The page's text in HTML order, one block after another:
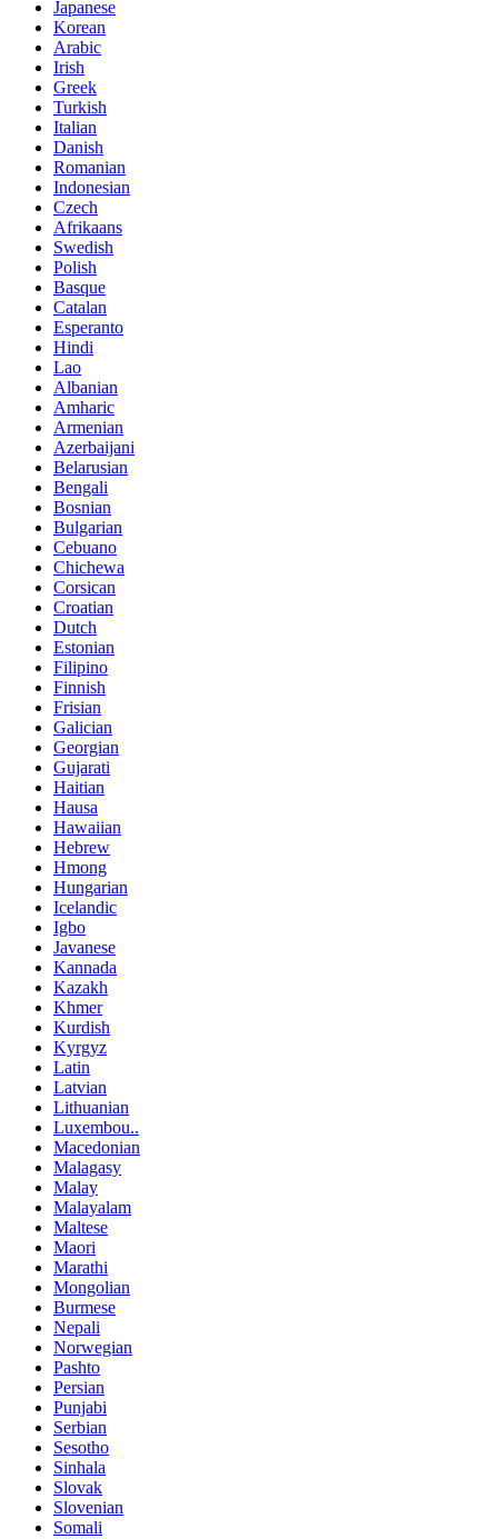
Japanese
Korean
Arabic
Irish
Greek
Turkish
Italian
Danish
Romanian
Indonesian
Czech
Afrikaans
Swedish
Polish
Basque
Catalan
Esperanto
Hindi
Lao
Albanian
Amharic
Armenian
Azerbaijani
Belarusian
Bengali
Bosnian
Bulgarian
Cebuano
Chichewa
Corsican
Croatian
Dutch
Estonian
Filipino
Finnish
Frisian
Galician
Georgian
Gujarati
Haitian
Hausa
Hawaiian
Hebrew
Hmong
Hungarian
Icelandic
Igbo
Javanese
Kannada
Kazakh
Khmer
Kurdish
Kyrgyz
Latin
Latvian
Lithuanian
Luxembou..
Macedonian
Malagasy
Malay
Malayalam
Maltese
Maori
Marathi
Mongolian
Burmese
Nepali
Norwegian
Pashto
Persian
Punjabi
Serbian
Sesotho
Sinhala
Slovak
Slovenian
Somali